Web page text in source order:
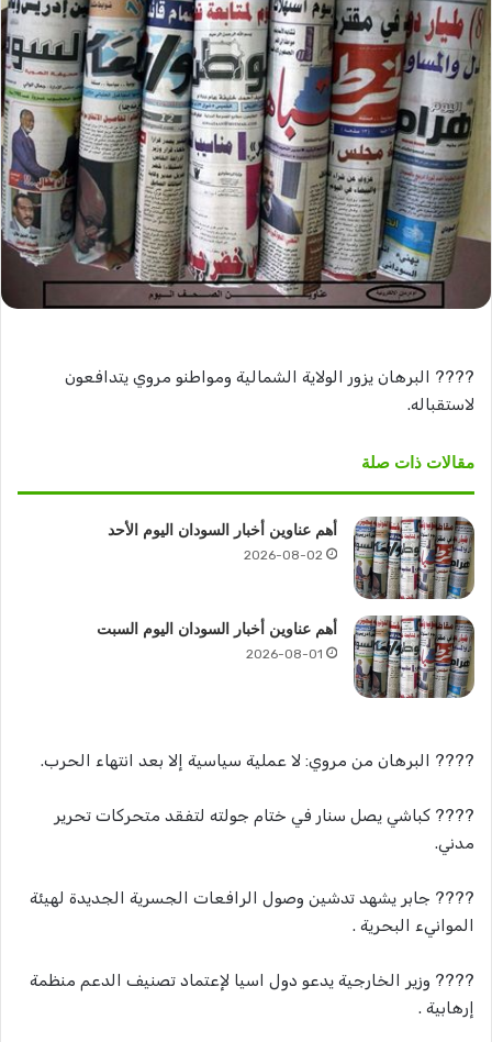
???? البرهان يزور الولاية الشمالية ومواطنو مروي يتدافعون
لاستقباله.
مقالات ذات صلة
أهم عناوين أخبار السودان اليوم الأحد
2026-08-02
أهم عناوين أخبار السودان اليوم السبت
2026-08-01
???? البرهان من مروي: لا عملية سياسية إلا بعد انتهاء الحرب.
???? كباشي يصل سنار في ختام جولته لتفقد متحركات تحرير
مدني.
???? جابر يشهد تدشين وصول الرافعات الجسرية الجديدة لهيئة
الموانيء البحرية .
???? وزير الخارجية يدعو دول اسيا لإعتماد تصنيف الدعم منظمة
إرهابية .